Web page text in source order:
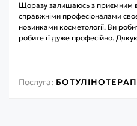
Щоразу залишаюсь з приємним
справжніми професіоналами
новинками косметології. Ви
робите її дуже професійно.
Послуга: